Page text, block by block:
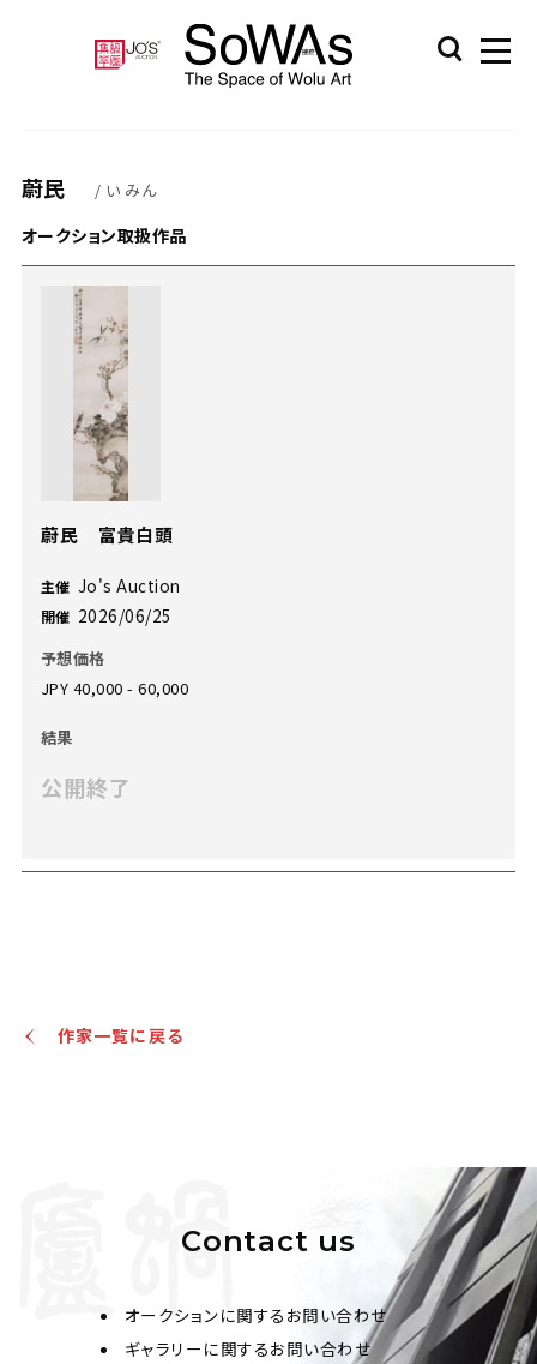
蔚民 / い みん
オークション取扱作品
蔚民 富貴白頭
主催 Jo's Auction
開催 2026/06/25
予想価格
JPY 40,000 - 60,000
結果
公開終了
作家一覧に戻る
Contact us
オークションに関するお問い合わせ
ギャラリーに関するお問い合わせ